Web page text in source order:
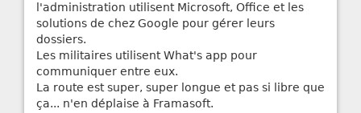
l'administration utilisent Microsoft, Office et les
solutions de chez Google pour gérer leurs
dossiers.
Les militaires utilisent What's app pour
communiquer entre eux.
La route est super, super longue et pas si libre que
ça... n'en déplaise à Framasoft.